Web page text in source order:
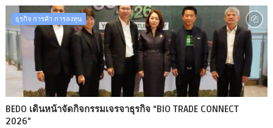
ธุรกิจ การค้า การลงทุน
BEDO เดินหน้าจัดกิจกรรมเจรจาธุรกิจ “BIO TRADE CONNECT
2026”